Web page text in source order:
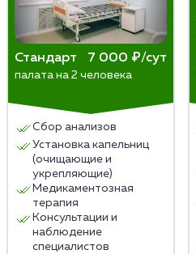
Стандарт 7 000 ₽/сут
палата на 2 человека
Сбор анализов
Установка капельниц
(очищающие и
укрепляющие)
Медикаментозная
терапия
Консультации и
наблюдение
специалистов